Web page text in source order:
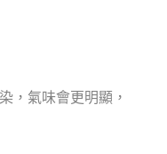
，氣味會更明顯，